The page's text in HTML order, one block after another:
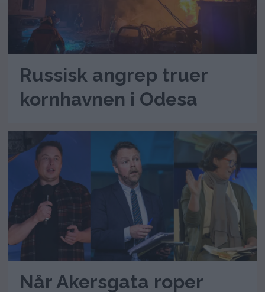
Russisk angrep truer
kornhavnen i Odesa
Når Akersgata roper